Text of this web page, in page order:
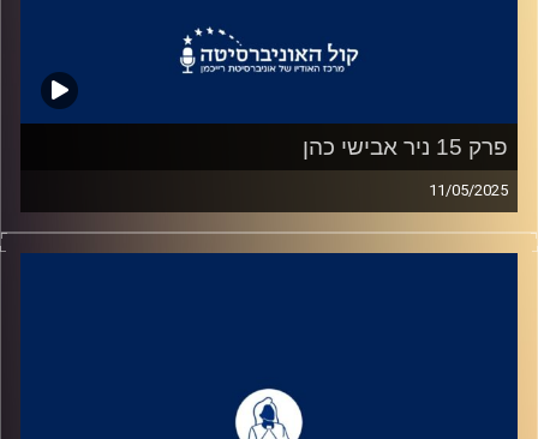
פרק 15 ניר אבישי כהן
11/05/2025
רוני גל מדברת עם פוליטיקאים בגובה העיניים.
מאחורי הקלעים של עולם הפוליטיקה.